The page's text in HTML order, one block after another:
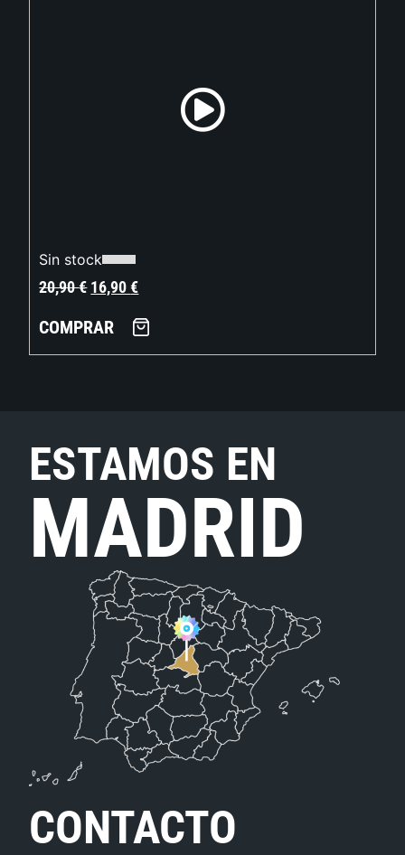
Sin stock
20,90€ 16,90€
COMPRAR
ESTAMOS EN
MADRID
CONTACTO